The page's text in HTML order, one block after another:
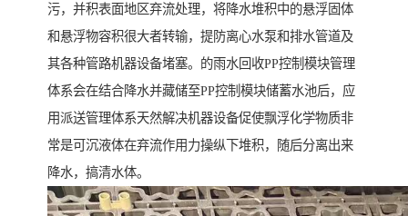
污，并积表面地区弃流处理，将降水堆积中的悬浮固体
和悬浮物容积很大者转输，提防离心水泵和排水管道及
其各种管路机器设备堵塞。的雨水回收PP控制模块管理
体系会在结合降水并藏储至PP控制模块储蓄水池后，应
用派送管理体系天然解决机器设备促使飘浮化学物质非
常是可沉液体在弃流作用力操纵下堆积，随后分离出来
降水，搞清水体。